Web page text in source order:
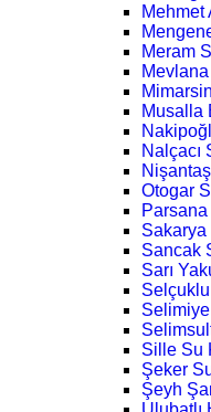
Mehmet
Meram
Musalla
Nalçacı
Otogar
Parsana
Sakarya
Sancak
Sarı
Sille Su
Şeker
Şeyh